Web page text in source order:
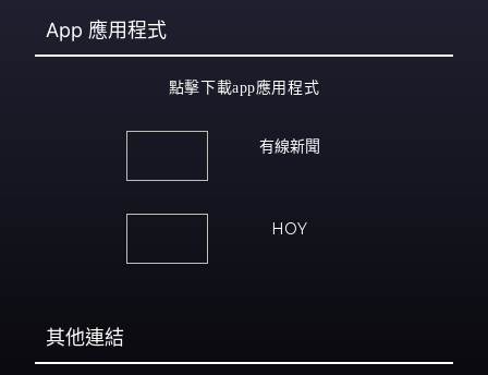
App 應用程式
點擊下載app應用程式
有線新聞
HOY
其他連結